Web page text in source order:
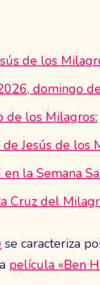
de los
domingo
de los Milagros:
Jesús de
la Semana
Cruz del
se caracteriza
película «Ben